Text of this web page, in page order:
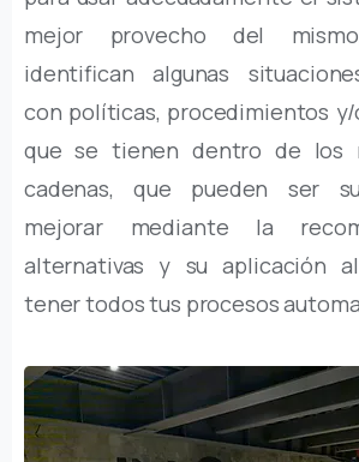
mejor provecho del
identifican algunas
con políticas, procedimientos
que se tienen dentro de los
cadenas, que pueden ser
mejorar mediante la
alternativas y su aplicación
tener todos tus procesos